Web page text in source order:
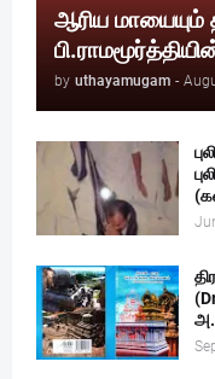
ஆரிய மாயையும்
by uthayamugam -